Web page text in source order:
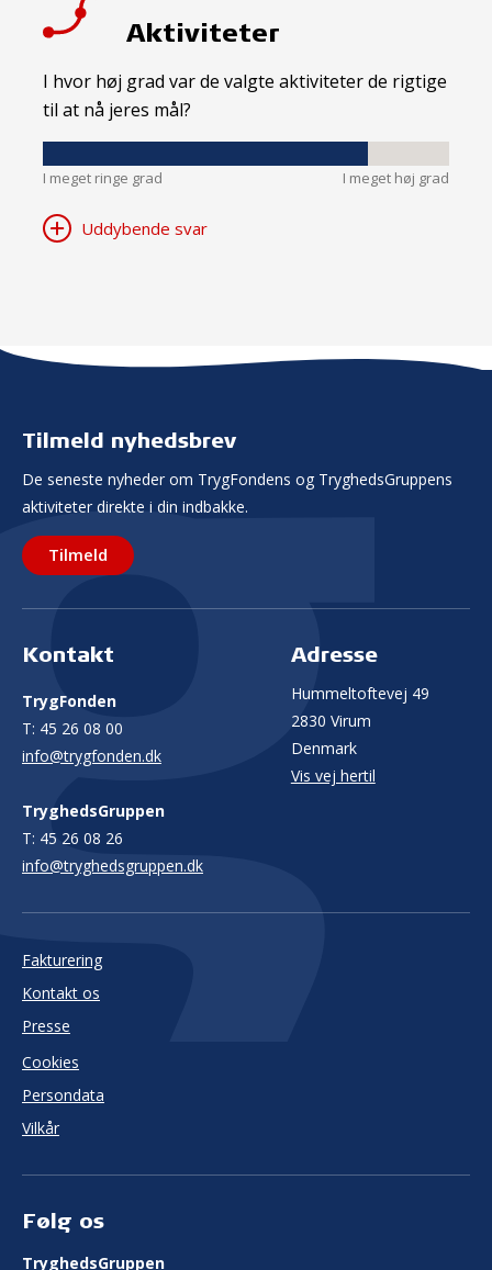
Aktiviteter
I hvor høj grad var de valgte aktiviteter de rigtige
til at nå jeres mål?
I meget ringe grad I meget høj grad
Uddybende svar
Tilmeld nyhedsbrev
De seneste nyheder om TrygFondens og TryghedsGruppens
aktiviteter direkte i din indbakke.
Tilmeld
Kontakt
TrygFonden
T: 45 26 08 00
info@trygfonden.dk
TryghedsGruppen
T: 45 26 08 26
info@tryghedsgruppen.dk
Adresse
Hummeltoftevej 49
2830 Virum
Denmark
Vis vej hertil
Fakturering
Kontakt os
Presse
Cookies
Persondata
Vilkår
Følg os
TryghedsGruppen